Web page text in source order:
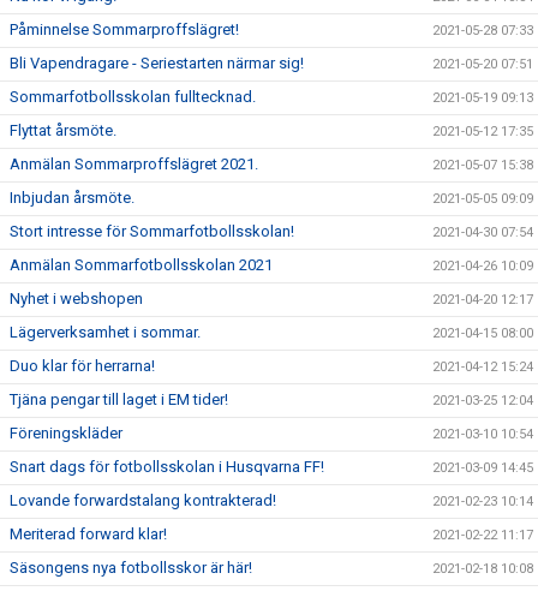
Påminnelse Sommarproffslägret! 2021-05-28 07:33
Bli Vapendragare - Seriestarten närmar sig! 2021-05-20 07:51
Sommarfotbollsskolan fulltecknad. 2021-05-19 09:13
Flyttat årsmöte. 2021-05-12 17:35
Anmälan Sommarproffslägret 2021. 2021-05-07 15:38
Inbjudan årsmöte. 2021-05-05 09:09
Stort intresse för Sommarfotbollsskolan! 2021-04-30 07:54
Anmälan Sommarfotbollsskolan 2021 2021-04-26 10:09
Nyhet i webshopen 2021-04-20 12:17
Lägerverksamhet i sommar. 2021-04-15 08:00
Duo klar för herrarna! 2021-04-12 15:24
Tjäna pengar till laget i EM tider! 2021-03-25 12:04
Föreningskläder 2021-03-10 10:54
Snart dags för fotbollsskolan i Husqvarna FF! 2021-03-09 14:45
Lovande forwardstalang kontrakterad! 2021-02-23 10:14
Meriterad forward klar! 2021-02-22 11:17
Säsongens nya fotbollsskor är här! 2021-02-18 10:08